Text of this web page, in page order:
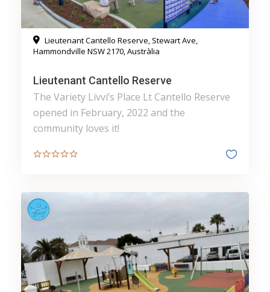
Lieutenant Cantello Reserve, Stewart Ave,
Hammondville NSW 2170, Austràlia
Lieutenant Cantello Reserve
The Variety Livvi’s Place Lt Cantello Reserve
opened in February, 2022 and the
community loves it!